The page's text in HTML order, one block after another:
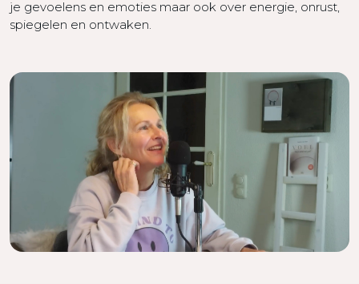
je gevoelens en emoties maar ook over energie, onrust,
spiegelen en ontwaken.